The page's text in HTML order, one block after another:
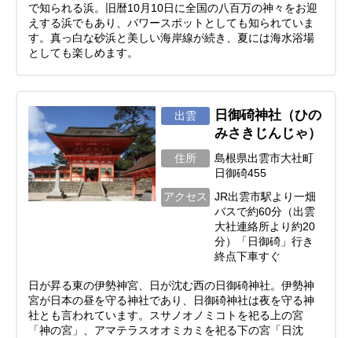
で知られる浜。旧暦10月10日に全国の八百万の神々をお迎
えする浜でもあり、パワースポットとしても知られていま
す。真っ白な砂浜と美しい海岸線が続き、夏には海水浴場
としても楽しめます。
出雲
日御碕神社（ひの
みさきじんじゃ）
住所
島根県出雲市大社町
日御碕455
アクセス
JR出雲市駅より一畑
バスで約60分（出雲
大社連絡所より約20
分）「日御碕」行き
終点下車すぐ
日が昇る東の伊勢神宮、日が沈む西の日御碕神社。伊勢神
宮が日本の昼を守る神社であり、日御碕神社は夜を守る神
社とも言われています。スサノオノミコトを祀る上の宮
「神の宮」、アマテラスオオミカミを祀る下の宮「日沈